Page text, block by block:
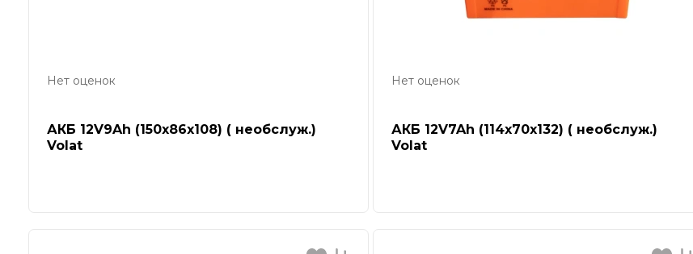
Нет оценок
АКБ 12V9Ah (150х86х108) ( необслуж.)
Volat
Нет оценок
АКБ 12V7Ah (114х70х132) ( необслуж.)
Volat